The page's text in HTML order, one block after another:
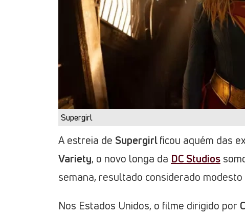
Supergirl
A estreia de Supergirlficou aquém das
Variety, o novo longa da DC Studios
semana, resultado considerado
Nos Estados Unidos, o filme dirigido por